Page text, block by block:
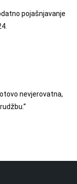
pojašnjavanje
nevjerovatna,